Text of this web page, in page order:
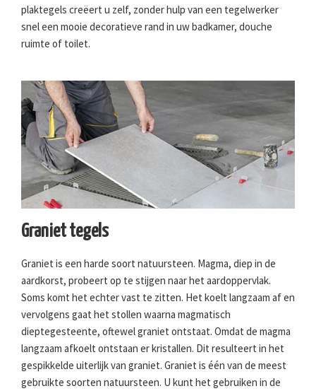
plaktegels creëert u zelf, zonder hulp van een tegelwerker
snel een mooie decoratieve rand in uw badkamer, douche
ruimte of toilet.
Graniet tegels
Graniet is een harde soort natuursteen. Magma, diep in de
aardkorst, probeert op te stijgen naar het aardoppervlak.
Soms komt het echter vast te zitten. Het koelt langzaam af en
vervolgens gaat het stollen waarna magmatisch
dieptegesteente, oftewel graniet ontstaat. Omdat de magma
langzaam afkoelt ontstaan er kristallen. Dit resulteert in het
gespikkelde uiterlijk van graniet. Graniet is één van de meest
gebruikte soorten natuursteen. U kunt het gebruiken in de